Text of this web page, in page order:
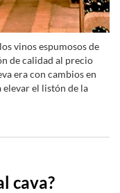
vinos espumosos de
de calidad al precio
era con cambios en
el listón de la
cava?